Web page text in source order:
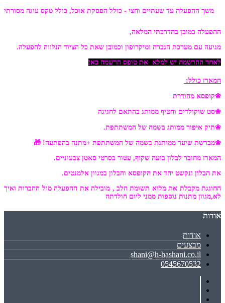
משך ההפעלה עד שעתיים וחצי - כולל הפסקת אוכל, כולל טקס עוגה מסורתי
ההפעלה כמובן בהדרכתי המלאה,
מגיעה עם מערכת הגברה ומיקרופון וכמובן שאת כל הציוד הנלווה להפעלה.
לאחר ההרשמה יש למלא את טופס הרשמה כאן
המארז כולל:
❀קופסא מהודרת
❀סט שוקולדים וחטיף ממותג בהתאם לחגיגה
❀תיק איפור ממותג בשמה של המשתתפת.
❀מברשת שיער ממותגת בשמה של המשתתפת +מתנה בהפתעה! 🎁
המארז מחובר לבלון בועה שקוף, עטור בסרטי סאטן צבעוניים.
את הבלון ונקשט יחד את הקופסא והבלון במגוון אלמנטים.
החוגגת מקבלת את מלוא תשומת הלב , מובילה את ההפעלה מול החברות ואיך
לא,מגוון מתנות נוספות ממני ליום הולדתה
אודות
אודות
מבצעים
shani@h-hashani.co.il
0545670532